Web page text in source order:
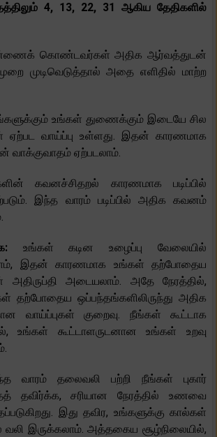
4, 13, 22, 31 ஆகிய தேதிகளில்
கொண்டவர்கள் அதிக ஆர்வத்துடன்
முடிவெடுத்தால் அதை எளிதில் மாற்ற
உங்கள் துணைக்கும் இடையே சில
ஏற்பட வாய்ப்பு உள்ளது. இதன் காரணமாக
வாக்குவாதம் ஏற்படலாம்.
கவனச்சிதறல் காரணமாக படிப்பில்
இந்த வாரம் படிப்பில் அதிக கவனம்
உங்கள் கடின உழைப்பு வேலையில்
இதன் காரணமாக உங்கள் தற்போதைய
அடையலாம். அதே நேரத்தில்,
தற்போதைய ஒப்பந்தங்களிலிருந்து அதிக
வாய்ப்புகள் குறைவு. நீங்கள் கூட்டாக
உங்கள் கூட்டாளருடனான உங்கள் உறவு
வாரம் தலைவலி பற்றி நீங்கள் புகார்
தவிர்க்க, சரியான நேரத்தில் உணவை
இது தவிர, உங்களுக்கு கால்கள்
இருக்கலாம். அத்தகைய சூழ்நிலையில்,